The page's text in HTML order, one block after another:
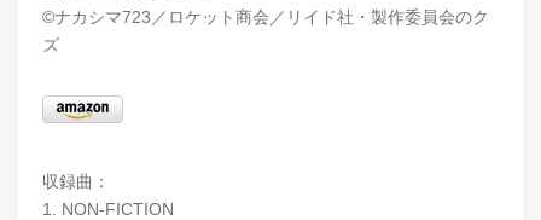
©ナカシマ723／ロケット商会／リイド社・製作委員会のク
ズ
収録曲：
1. NON-FICTION